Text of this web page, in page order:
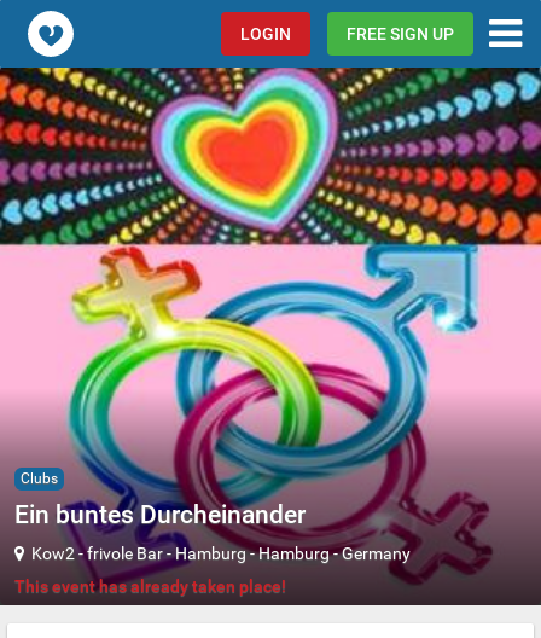
Popcorn.dating LOGIN FREE SIGN UP
Clubs
Ein buntes Durcheinander
Kow2 - frivole Bar-Hamburg-Hamburg-Germany
This event has already taken place!